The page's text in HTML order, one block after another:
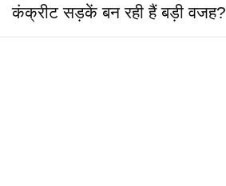
कंक्रीट सड़कें बन रही हैं बड़ी वजह?